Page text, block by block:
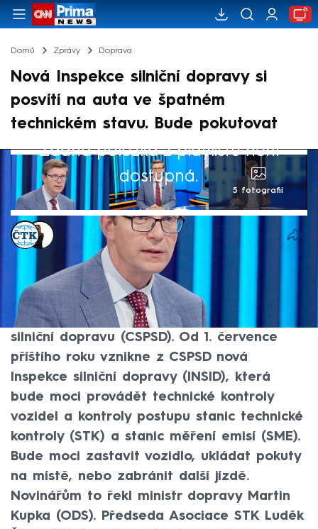
Domů Zprávy Doprava
Nová Inspekce silniční dopravy si
posvítí na auta ve špatném
technickém stavu. Bude pokutovat
Žádná položka z playlistu není
dostupná.
5 fotografií
ČTK
Michaela Bartošová
Akt. 5. zář 2024, 14:29
• 5. zář 2024, 12:00
Stát plánuje intenzivnější kontroly
technického stavu vozidel v provozu ve
spolupráci s policií a Centrem služeb pro
silniční dopravu (CSPSD). Od 1. července
příštího roku vznikne z CSPSD nová
Inspekce silniční dopravy (INSID), která
bude moci provádět technické kontroly
vozidel a kontroly postupu stanic technické
kontroly (STK) a stanic měření emisí (SME).
Bude moci zastavit vozidlo, ukládat pokuty
na místě, nebo zabránit další jízdě.
Novinářům to řekl ministr dopravy Martin
Kupka (ODS). Předseda Asociace STK Luděk